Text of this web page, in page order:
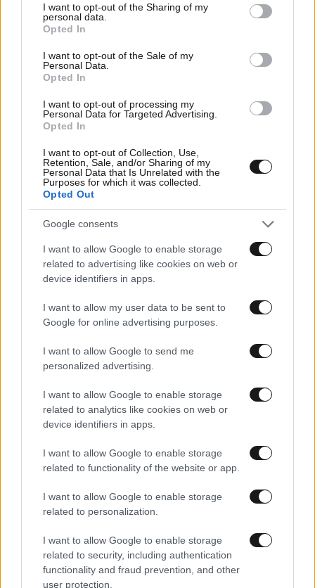
not limited to your visit or usage behaviour. You may click to
grant or deny consent to Google and its third-party tags to
use your data for below specified purposes in below Google
consent section.
I want to opt-out of the Sharing of my
personal data.
Opted In
I want to opt-out of the Sale of my
Personal Data.
Opted In
I want to opt-out of processing my
Personal Data for Targeted Advertising.
Opted In
I want to opt-out of Collection, Use,
Retention, Sale, and/or Sharing of my
Personal Data that Is Unrelated with the
Purposes for which it was collected.
Opted Out
Google consents
I want to allow Google to enable storage
related to advertising like cookies on web or
device identifiers in apps.
I want to allow my user data to be sent to
Google for online advertising purposes.
I want to allow Google to send me
personalized advertising.
I want to allow Google to enable storage
related to analytics like cookies on web or
device identifiers in apps.
I want to allow Google to enable storage
related to functionality of the website or app.
I want to allow Google to enable storage
related to personalization.
I want to allow Google to enable storage
related to security, including authentication
functionality and fraud prevention, and other
user protection.
09·09·2012 10:15
Ρύθμιση των δανείων των ενστόλων από το ΤΤ
07·09·2012 13:41
Κορυφώνεται η αντιπαράθεση για το Ταχυδρομικό